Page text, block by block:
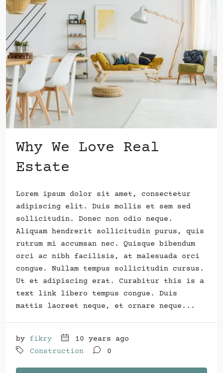
Why We Love Real
Estate
Lorem ipsum dolor sit amet, consectetur
adipiscing elit. Duis mollis et sem sed
sollicitudin. Donec non odio neque.
Aliquam hendrerit sollicitudin purus, quis
rutrum mi accumsan nec. Quisque bibendum
orci ac nibh facilisis, at malesuada orci
congue. Nullam tempus sollicitudin cursus.
Ut et adipiscing erat. Curabitur this is a
text link libero tempus congue. Duis
mattis laoreet neque, et ornare neque...
by fikry
10 years ago
Construction
0